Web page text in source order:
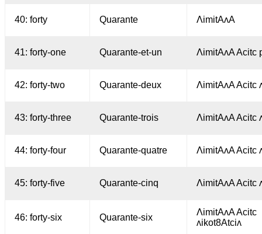
40: forty Quarante ΛimitAʌA
41: forty-one Quarante-et-un ΛimitAʌA Acitc
42: forty-two Quarante-deux ΛimitAʌA Acitc
43: forty-three Quarante-trois ΛimitAʌA Acitc
44: forty-four Quarante-quatre ΛimitAʌA Acitc
45: forty-five Quarante-cinq ΛimitAʌA Acitc
46: forty-six Quarante-six
ΛimitAʌA Acitc
ʌikot8Atciʌ